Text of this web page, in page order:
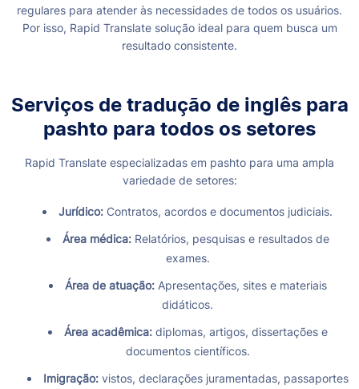
regulares para atender às necessidades de todos os usuários.
Por isso, Rapid Translate solução ideal para quem busca um
resultado consistente.
Serviços de tradução de inglês para
pashto para todos os setores
Rapid Translate especializadas em pashto para uma ampla
variedade de setores:
Jurídico: Contratos, acordos e documentos judiciais.
Área médica:Relatórios, pesquisas e resultados de
exames.
Área de atuação:Apresentações, sites e materiais
didáticos.
Área acadêmica:diplomas, artigos, dissertações e
documentos científicos.
Imigração:vistos, declarações juramentadas, passaportes